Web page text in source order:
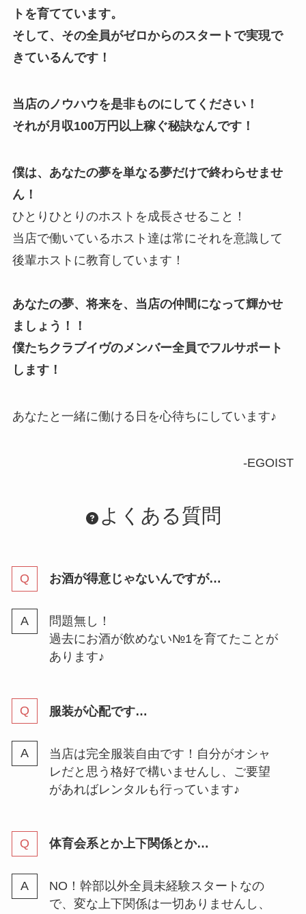
トを育てています。
そして、その全員がゼロからのスタートで実現で
きているんです！
当店のノウハウを是非ものにしてください！
それが月収100万円以上稼ぐ秘訣なんです！
僕は、あなたの夢を単なる夢だけで終わらせませ
ん！
ひとりひとりのホストを成長させること！
当店で働いているホスト達は常にそれを意識して
後輩ホストに教育しています！
あなたの夢、将来を、当店の仲間になって輝かせ
ましょう！！
僕たちクラブイヴのメンバー全員でフルサポート
します！
あなたと一緒に働ける日を心待ちにしています♪
-EGOIST
よくある質問
お酒が得意じゃないんですが…
問題無し！
過去にお酒が飲めない№1を育てたことが
あります♪
服装が心配です…
当店は完全服装自由です！自分がオシャ
レだと思う格好で構いませんし、ご要望
があればレンタルも行っています♪
体育会系とか上下関係とか…
NO！幹部以外全員未経験スタートなの
で、変な上下関係は一切ありませんし、